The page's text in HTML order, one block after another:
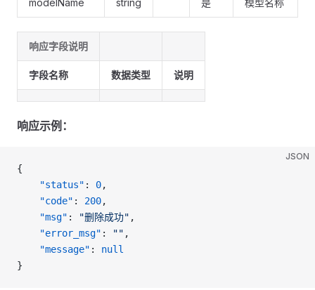
modelName string 是 模型名称
响应字段说明
字段名称 数据类型 说明
响应示例：
JSON
{
    "status"
: 0,
    "code"
: 200,
    "msg"
: "删除成功" ,
    "error_msg"
: "" ,
    "message"
: null
}